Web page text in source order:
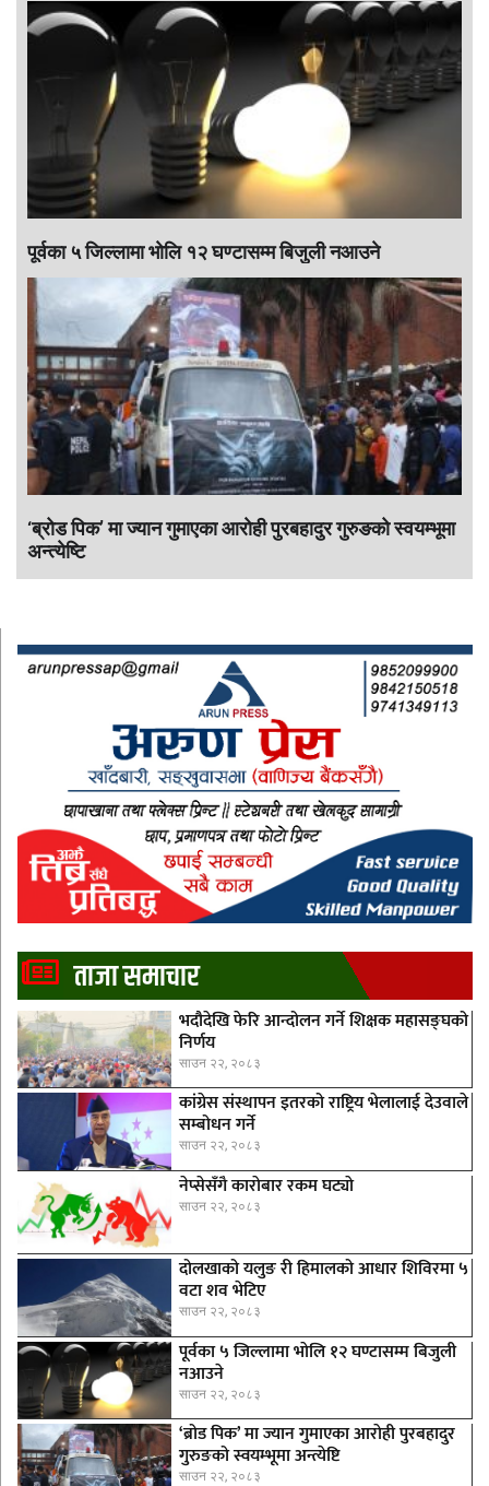
पूर्वका ५ जिल्लामा भाेलि १२ घण्टासम्म बिजुली नआउने
‘ब्रोड पिक’ मा ज्यान गुमाएका आराेही पुरबहादुर गुरुङको स्वयम्भूमा
अन्त्येष्टि
ताजा समाचार
भदौदेखि फेरि आन्दोलन गर्ने शिक्षक महासङ्घको
निर्णय
साउन २२, २०८३
कांग्रेस संस्थापन इतरको राष्ट्रिय भेलालाई देउवाले
सम्बोधन गर्ने
साउन २२, २०८३
नेप्सेसँगै काराेबार रकम घट्याे
साउन २२, २०८३
दोलखाको यलुङ री हिमालको आधार शिविरमा ५
वटा शव भेटिए
साउन २२, २०८३
पूर्वका ५ जिल्लामा भाेलि १२ घण्टासम्म बिजुली
नआउने
साउन २२, २०८३
‘ब्रोड पिक’ मा ज्यान गुमाएका आराेही पुरबहादुर
गुरुङको स्वयम्भूमा अन्त्येष्टि
साउन २२, २०८३